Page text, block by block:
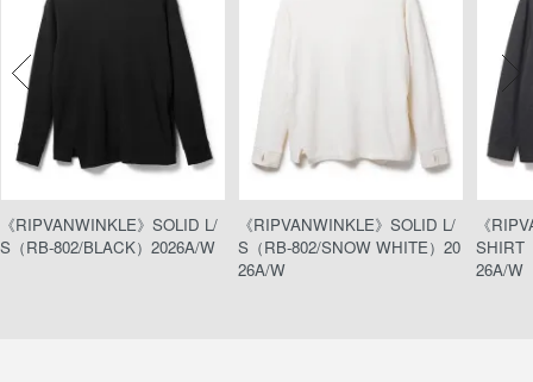
《RIPVANWINKLE》SOLID L/
S（RB-802/BLACK）2026A/W
《RIPVANWINKLE》SOLID L/
S（RB-802/SNOW WHITE）20
26A/W
《
SHIRT
26A/W